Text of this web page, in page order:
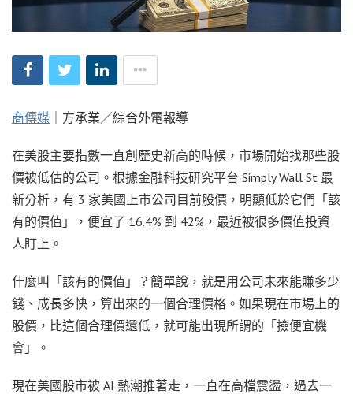
商傳媒 ｜方承業／綜合外電報導
在美股主要指數一直創歷史新高的時候，市場開始找那些股
價被低估的公司。根據金融科技研究平台 Simply Wall St 最
新分析，有 3 家美國上市公司目前股價，明顯低於它們「該
有的價值」，便宜了 16.4% 到 42%，最近被很多價值投資
人盯上。
什麼叫「該有的價值」？簡單說，就是用公司未來能賺多少
錢、成長多快，算出來的一個合理價格。如果現在市場上的
股價，比這個合理價還低，就可能出現所謂的「撿便宜機
會」。
現在美國股市被 AI 熱潮推著走，一直在高檔震盪，過去一